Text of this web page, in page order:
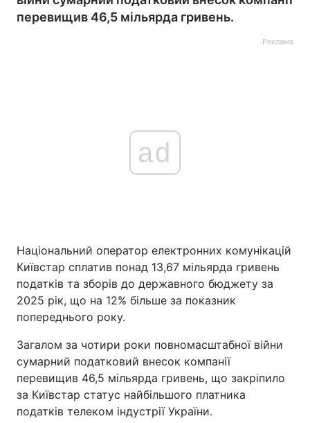
перевищив 46,5 мільярда гривень.
Реклама
ad
Національний оператор електронних комунікацій
Київстар сплатив понад 13,67 мільярда гривень
податків та зборів до державного бюджету за
2025 рік, що на 12% більше за показник
попереднього року.
Загалом за чотири роки повномасштабної війни
сумарний податковий внесок компанії
перевищив 46,5 мільярда гривень, що закріпило
за Київстар статус найбільшого платника
податків телеком індустрії України.